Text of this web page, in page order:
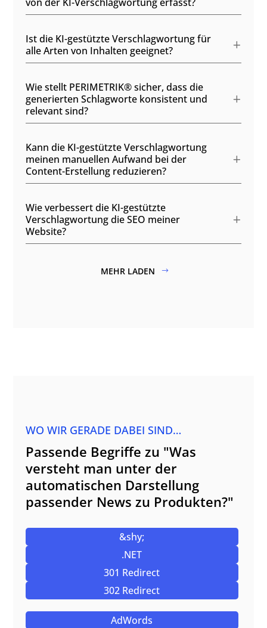
Ist die KI-gestützte Verschlagwortung für
alle Arten von Inhalten geeignet?
Wie stellt PERIMETRIK® sicher, dass die
generierten Schlagworte konsistent und
relevant sind?
Kann die KI-gestützte Verschlagwortung
meinen manuellen Aufwand bei der
Content-Erstellung reduzieren?
Wie verbessert die KI-gestützte
Verschlagwortung die SEO meiner
Website?
MEHR LADEN
WO WIR GERADE DABEI SIND…
Passende Begriffe zu "Was
versteht man unter der
automatischen Darstellung
passender News zu Produkten?"
&shy;
.NET
301 Redirect
302 Redirect
AdWords